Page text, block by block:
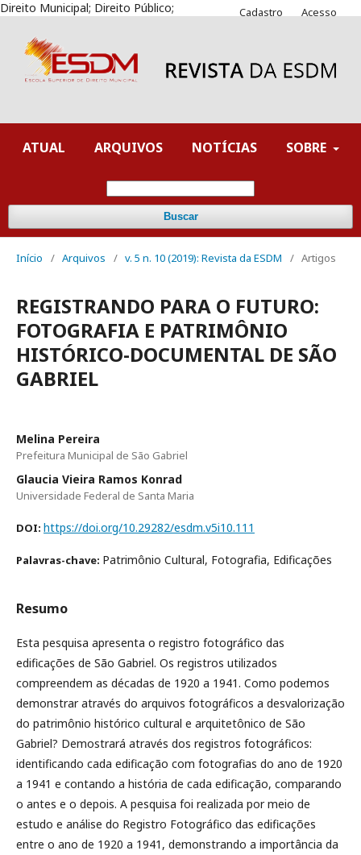
Direito Municipal; Direito Público;
ATUAL ARQUIVOS NOTÍCIAS SOBRE
Buscar
Cadastro Acesso
Início / Arquivos / v. 5 n. 10 (2019): Revista da ESDM / Artigos
REGISTRANDO PARA O FUTURO:
FOTOGRAFIA E PATRIMÔNIO
HISTÓRICO-DOCUMENTAL DE SÃO
GABRIEL
Melina Pereira
Prefeitura Municipal de São Gabriel
Glaucia Vieira Ramos Konrad
Universidade Federal de Santa Maria
DOI: https://doi.org/10.29282/esdm.v5i10.111
Palavras-chave: Patrimônio Cultural, Fotografia, Edificações
Resumo
Esta pesquisa apresenta o registro fotográfico das
edificações de São Gabriel. Os registros utilizados
compreendem as décadas de 1920 a 1941. Como podemos
demonstrar através do arquivos fotográficos a desvalorização
do patrimônio histórico cultural e arquitetônico de São
Gabriel? Demostrará através dos registros fotográficos:
identificando cada edificação com fotografias do ano de 1920
a 1941 e contando a história de cada edificação, comparando
o antes e o depois. A pesquisa foi realizada por meio de
estudo e análise do Registro Fotográfico das edificações
entre o ano de 1920 a 1941, demonstrando a importância da